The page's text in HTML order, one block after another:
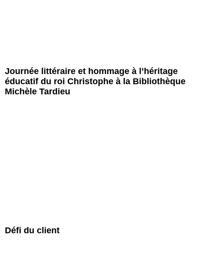
Journée littéraire et hommage à l’héritage
éducatif du roi Christophe à la Bibliothèque
Michèle Tardieu
Défi du client